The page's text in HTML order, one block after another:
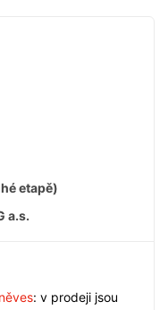
etapě)
a.s.
: v prodeji jsou